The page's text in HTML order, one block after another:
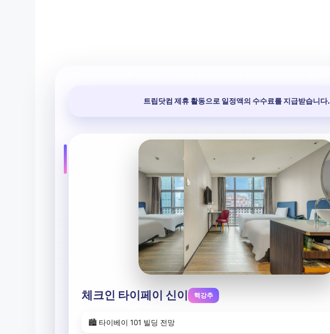
트립닷컴 제휴 활동으로 일정액의 수수료를 지급받습니다.
체크인 타이페이 신이 핵강추
🏙️ 타이베이 101 빌딩 전망